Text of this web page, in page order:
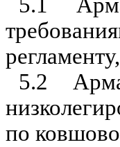
5.1
5.2
по